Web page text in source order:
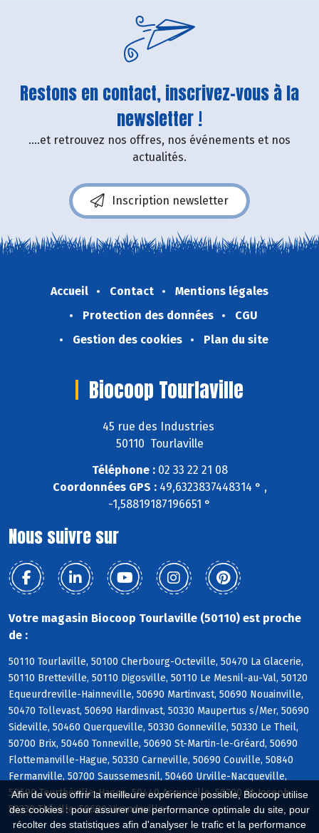
Afin de vous offrir la meilleure expérience possible, Biocoop utilise
des cookies : pour assurer une performance optimale du site, pour
récolter des statistiques afin d'analyser le trafic et la performance
Restons en contact, inscrivez-vous à la
newsletter !
....et retrouvez nos offres, nos événements et nos
actualités.
Inscription newsletter
Accueil Contact
Mentions légales
Protection des données
CGU
Gestion des cookies
Plan du site
Biocoop Tourlaville
45 rue des Industries
50110 Tourlaville
Téléphone :02 33 22 21 08
Coordonnées GPS :49,6323837448314 ° ,
-1,58819187196651 °
Nous suivre sur
Votre magasin Biocoop Tourlaville (50110) est proche
de :
50110 Tourlaville, 50100 Cherbourg-Octeville, 50470 La Glacerie,
50110 Bretteville, 50110 Digosville, 50110 Le Mesnil-au-Val, 50120
Equeurdreville-Hainneville, 50690 Martinvast, 50690 Nouainville,
50470 Tollevast, 50690 Hardinvast, 50330 Maupertus s/Mer, 50690
Sideville, 50460 Querqueville, 50330 Gonneville, 50330 Le Theil,
50700 Brix, 50460 Tonneville, 50690 St-Martin-le-Gréard, 50690
Flottemanville-Hague, 50330 Carneville, 50690 Couville, 50840
Fermanville, 50700 Saussemesnil, 50460 Urville-Nacqueville,
50690 Teurthéville-Hague, 50440 Acqueville, 50700 St-Joseph,
50330 Théville, 50690 Virandeville